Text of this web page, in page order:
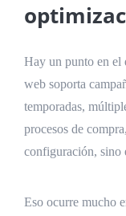
Hay un punto en el
web soporta
temporadas,
procesos de
configuración, sino
Eso ocurre mucho